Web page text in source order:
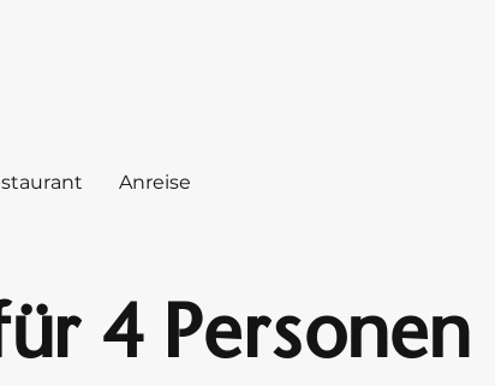
Anreise
4 Personen